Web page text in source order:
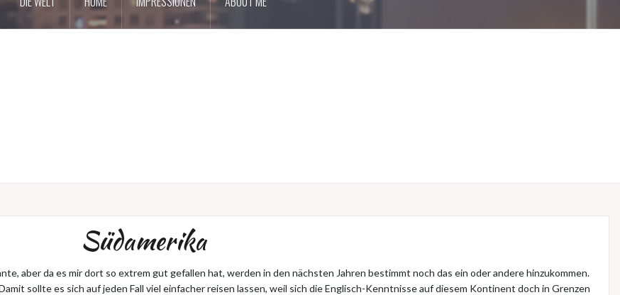
Südamerika
aber da es mir dort so extrem gut gefallen hat, werden in den nächsten Jahren bestimmt noch das ein oder andere hinzukommen.
sollte es sich auf jeden Fall viel einfacher reisen lassen, weil sich die Englisch-Kenntnisse auf diesem Kontinent doch in Grenzen